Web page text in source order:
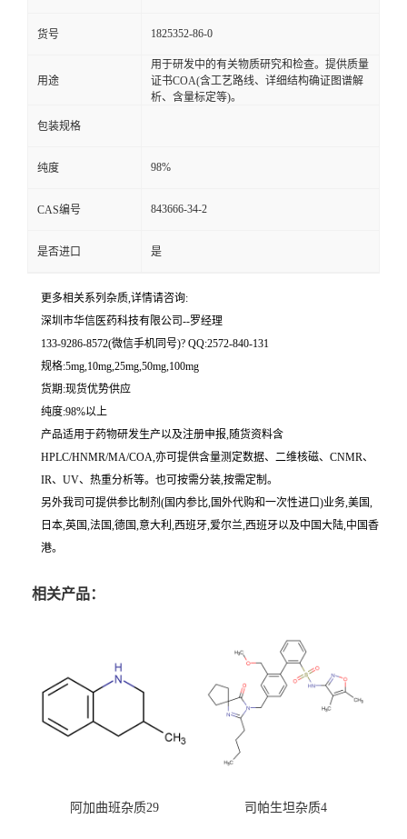
货号 1825352-86-0
用途
用于研发中的有关物质研究和检查。提供质量
证书COA(含工艺路线、详细结构确证图谱解
析、含量标定等)。
包装规格
纯度 98%
CAS编号 843666-34-2
是否进口 是
更多相关系列杂质,详情请咨询:
深圳市华信医药科技有限公司--罗经理
133-9286-8572(微信手机同号)? QQ:2572-840-131
规格:5mg,10mg,25mg,50mg,100mg
货期:现货优势供应
纯度:98%以上
产品适用于药物研发生产以及注册申报,随货资料含
HPLC/HNMR/MA/COA,亦可提供含量测定数据、二维核磁、CNMR、
IR、UV、热重分析等。也可按需分装,按需定制。
另外我司可提供参比制剂(国内参比,国外代购和一次性进口)业务,美国,
日本,英国,法国,德国,意大利,西班牙,爱尔兰,西班牙以及中国大陆,中国香
港。
相关产品：
阿加曲班杂质29 司帕生坦杂质4